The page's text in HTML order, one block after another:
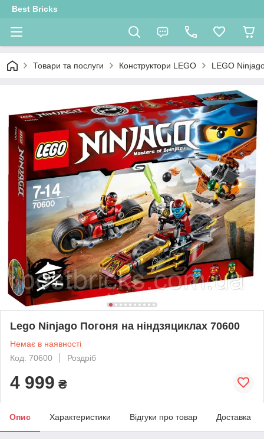
Best Bricks
Товари та послуги Конструктори LEGO LEGO
Lego Ninjago Погоня на ніндзяциклах 70600
Немає в наявності
Код: 70600
Роздріб
4 999 ₴
Опис Характеристики Відгуки про товар Доставка